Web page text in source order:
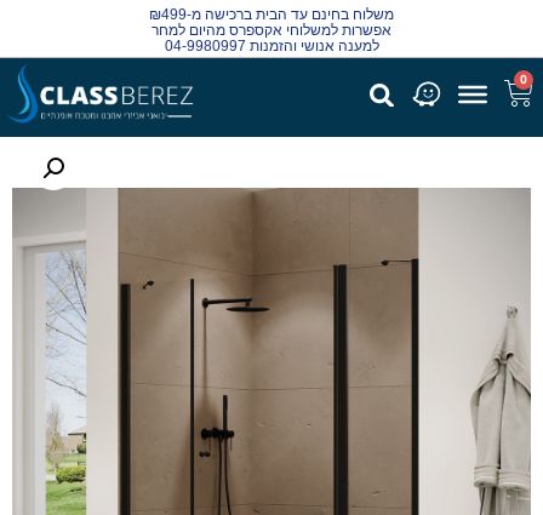
משלוח בחינם עד הבית ברכישה מ-₪499
אפשרות למשלוחי אקספרס מהיום למחר
למענה אנושי והזמנות 04-9980997
0